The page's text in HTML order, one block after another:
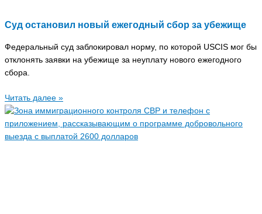
Суд остановил новый ежегодный сбор за убежище
Федеральный суд заблокировал норму, по которой USCIS мог бы
отклонять заявки на убежище за неуплату нового ежегодного
сбора.
Читать далее »